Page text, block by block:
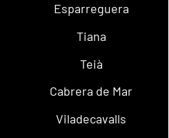
Esparreguera
Tiana
Teià
Cabrera de Mar
Viladecavalls